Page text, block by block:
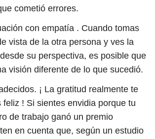
cometió errores.
con empatía . Cuando tomas
vista de la otra persona y ves la
su perspectiva, es posible que
visión diferente de lo que sucedió.
¡ La gratitud realmente te
feliz ! Si sientes envidia porque tu
de trabajo ganó un premio
en cuenta que, según un estudio